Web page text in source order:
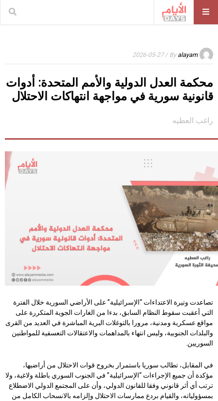
By alayam
/ 2026-05-27
محكمة العدل الدولية والأمم المتحدة: أدوات
قانونية سورية في مواجهة انتهاكات الاحتلال
راغب العطيه
تصاعدت وتيرة الاعتداءات “الإسرائيلية” على الأراضي السورية خلال الفترة
التي أعقبت سقوط النظام السابق، بدءا من الغارات الجوية المتكررة على
مواقع عسكرية ومدنية، مرورا بالتوغلات البرية المباشرة في العديد من القرى
والبلدات الجنوبية، وليس انتهاء بالمداهمات والاعتقالات التعسفية للمواطنين
السوريين.
في المقابل، تطالب سوريا باستمرار بخروج قوات الاحتلال من أراضيها،
مؤكدة أن جميع الإجراءات “الإسرائيلية” في الجنوب السوري باطلة ولاغية، ولا
ترتب أي أثر قانوني وفقا للقانون الدولي، وأن على المجتمع الدولي الاضطلاع
بمسؤولياته، والقيام بردع ممارسات الاحتلال وإلزامه بالانسحاب الكامل من